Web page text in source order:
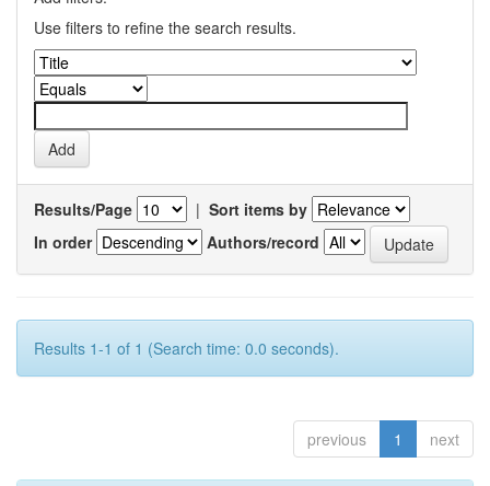
Use filters to refine the search results.
Results/Page | Sort items by
In order
Authors/record
Results 1-1 of 1 (Search time: 0.0 seconds).
previous 1 next